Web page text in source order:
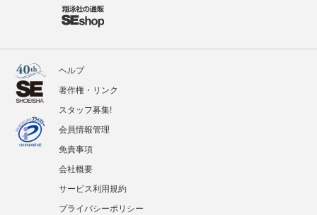
ヘルプ
著作権・リンク
スタッフ募集!
会員情報管理
免責事項
会社概要
サービス利用規約
プライバシーポリシー